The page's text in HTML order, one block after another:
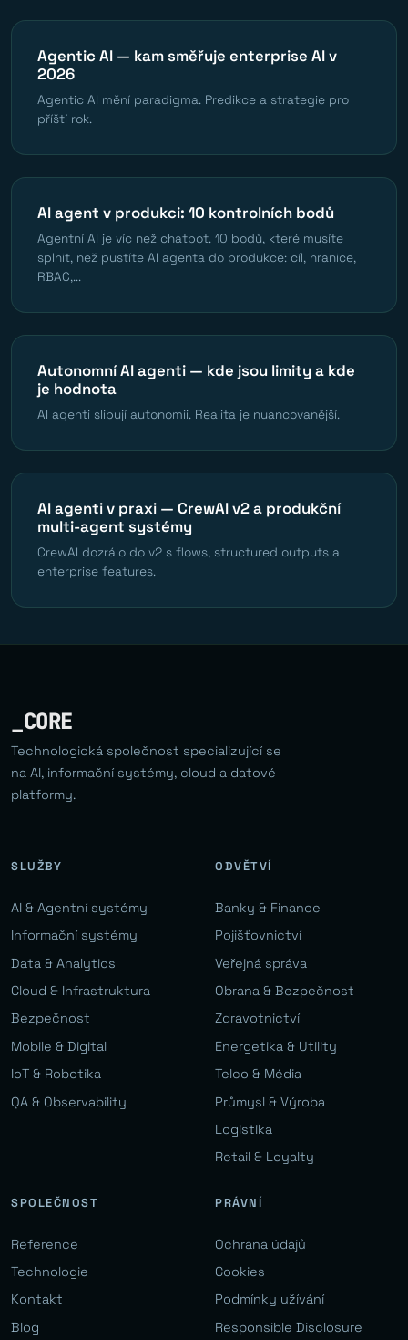
Agentic AI — kam směřuje enterprise AI v
2026
Agentic AI mění paradigma. Predikce a strategie pro
příští rok.
AI agent v produkci: 10 kontrolních bodů
Agentní AI je víc než chatbot. 10 bodů, které musíte
splnit, než pustíte AI agenta do produkce: cíl, hranice,
RBAC,...
Autonomní AI agenti — kde jsou limity a kde
je hodnota
AI agenti slibují autonomii. Realita je nuancovanější.
AI agenti v praxi — CrewAI v2 a produkční
multi-agent systémy
CrewAI dozrálo do v2 s flows, structured outputs a
enterprise features.
_CORE
Technologická společnost specializující se
na AI, informační systémy, cloud a datové
platformy.
SLUŽBY
AI & Agentní systémy
Informační systémy
Data & Analytics
Cloud & Infrastruktura
Bezpečnost
Mobile & Digital
IoT & Robotika
QA & Observability
ODVĚTVÍ
Banky & Finance
Pojišťovnictví
Veřejná správa
Obrana & Bezpečnost
Zdravotnictví
Energetika & Utility
Telco & Média
Průmysl & Výroba
Logistika
Retail & Loyalty
SPOLEČNOST
Reference
Technologie
Kontakt
Blog
PRÁVNÍ
Ochrana údajů
Cookies
Podmínky užívání
Responsible Disclosure